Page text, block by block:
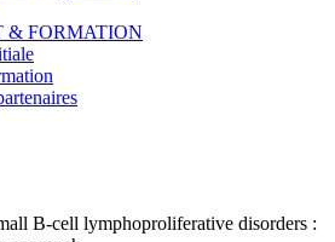
& FORMATION
B-cell lymphoproliferative disorders :